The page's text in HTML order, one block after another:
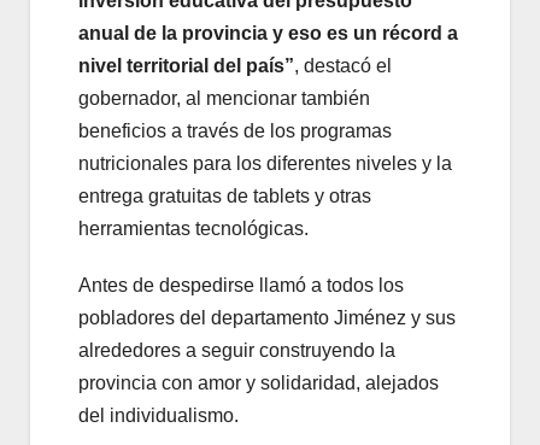
anual de la provincia y eso es un récord a
nivel territorial del país”, destacó el
gobernador, al mencionar también
beneficios a través de los programas
nutricionales para los diferentes niveles y la
entrega gratuitas de tablets y otras
herramientas tecnológicas.
Antes de despedirse llamó a todos los
pobladores del departamento Jiménez y sus
alrededores a seguir construyendo la
provincia con amor y solidaridad, alejados
del individualismo.